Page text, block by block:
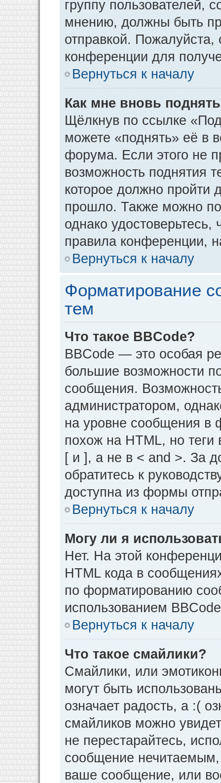
группу пользователей,
мнению, должны быть
отправкой.
конференции для
Вернуться к началу
Как мне вновь
Щёлкнув по ссылке
можете «поднять» её в
форума. Если этого не
возможность поднятия
которое должно пройти
прошло. Также можно
однако
правила конференции,
Вернуться к началу
Форматирование
тем
Что такое BBCode?
BBCode — это особая
большие возможности
сообщения.
администратором,
на уровне сообщения в
похож на HTML, но теги
[ и ], а не в < and >. За
обратитесь к
доступна из формы
Вернуться к началу
Могу ли я
Нет. На этой
HTML кода в
по форматированию
использованием
Вернуться к началу
Что такое смайлики?
Смайлики, или
могут быть
означает радость, а :(
смайликов можно
не перестарайтесь,
сообщение нечитаемым,
ваше сообщение, или